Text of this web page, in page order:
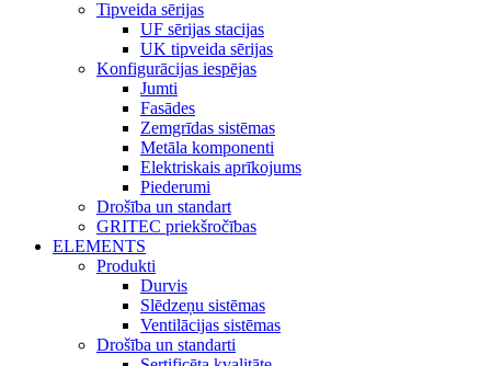
Tipveida sērijas
UF sērijas stacijas
UK tipveida sērijas
Konfigurācijas iespējas
Jumti
Fasādes
Zemgrīdas sistēmas
Metāla komponenti
Elektriskais aprīkojums
Piederumi
Drošība un standart
GRITEC priekšročības
ELEMENTS
Produkti
Durvis
Slēdzeņu sistēmas
Ventilācijas sistēmas
Drošība un standarti